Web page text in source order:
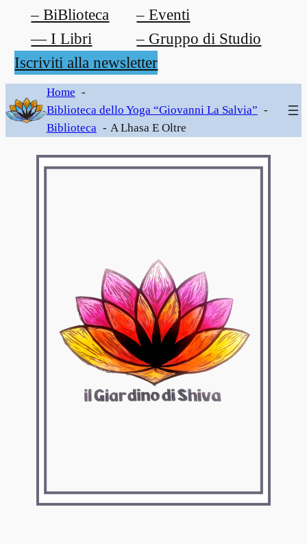
– BiBlioteca
— I Libri
– Eventi
– Gruppo di Studio
Iscriviti alla newsletter
Home
Biblioteca dello Yoga “Giovanni La Salvia”
Biblioteca
A Lhasa E Oltre